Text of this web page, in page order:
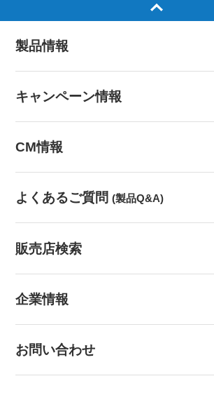
製品情報
キャンペーン情報
CM情報
よくあるご質問 (製品Q&A)
販売店検索
企業情報
お問い合わせ